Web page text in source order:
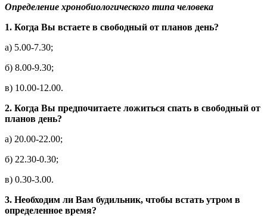
Определение хронобиологического типа человека
1. Когда Вы встаете в свободный от планов день?
а) 5.00-7.30;
б) 8.00-9.30;
в) 10.00-12.00.
2. Когда Вы предпочитаете ложиться спать в свободный от
планов день?
а) 20.00-22.00;
б) 22.30-0.30;
в) 0.30-3.00.
3. Необходим ли Вам будильник, чтобы встать утром в
определенное время?